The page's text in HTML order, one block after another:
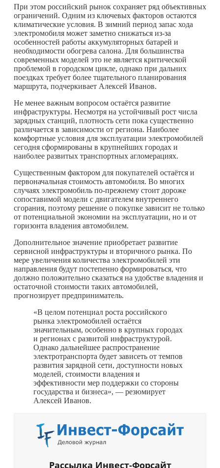
При этом российский рынок сохраняет ряд объективных
ограничений. Одним из ключевых факторов остаются
климатические условия. В зимний период запас хода
электромобиля может заметно снижаться из-за
особенностей работы аккумуляторных батарей и
необходимости обогрева салона. Для большинства
современных моделей это не является критической
проблемой в городском цикле, однако при дальних
поездках требует более тщательного планирования
маршрута, подчеркивает Алексей Иванов.
Не менее важным вопросом остаётся развитие
инфраструктуры. Несмотря на устойчивый рост числа
зарядных станций, плотность сети пока существенно
различается в зависимости от региона. Наиболее
комфортные условия для эксплуатации электромобилей
сегодня сформированы в крупнейших городах и
наиболее развитых транспортных агломерациях.
Существенным фактором для покупателей остаётся и
первоначальная стоимость автомобиля. Во многих
случаях электромобиль по-прежнему стоит дороже
сопоставимой модели с двигателем внутреннего
сгорания, поэтому решение о покупке зависит не только
от потенциальной экономии на эксплуатации, но и от
горизонта владения автомобилем.
Дополнительное значение приобретает развитие
сервисной инфраструктуры и вторичного рынка. По
мере увеличения количества электромобилей эти
направления будут постепенно формироваться, что
должно положительно сказаться на удобстве владения и
остаточной стоимости таких автомобилей,
прогнозирует предприниматель.
«В целом потенциал роста российского
рынка электромобилей остаётся
значительным, особенно в крупных городах
и регионах с развитой инфраструктурой.
Однако дальнейшее распространение
электротранспорта будет зависеть от темпов
развития зарядной сети, доступности новых
моделей, стоимости владения и
эффективности мер поддержки со стороны
государства и бизнеса», — резюмирует
Алексей Иванов.
Рассылка Инвест-Форсайт